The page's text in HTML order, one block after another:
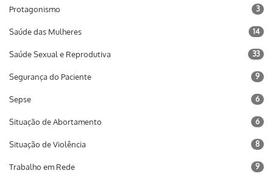
Protagonismo 3
Saúde das Mulheres 14
Saúde Sexual e Reprodutiva 33
Segurança do Paciente 9
Sepse 6
Situação de Abortamento 6
Situação de Violência 8
Trabalho em Rede 9